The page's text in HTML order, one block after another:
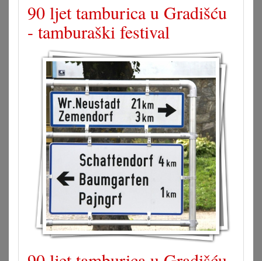
90 ljet tamburica u Gradišću
- tamburaški festival